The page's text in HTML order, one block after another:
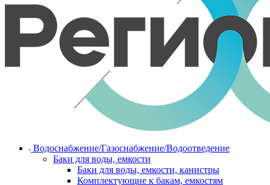
Водоснабжение/Газоснабжение/Водоотведение
Баки для воды, емкости
Баки для воды, емкости, канистры
Комплектующие к бакам, емкостям